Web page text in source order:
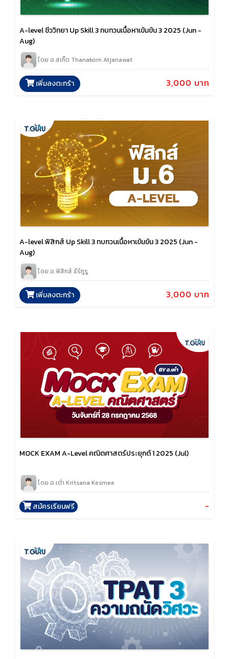
A-level ชีววิทยา Up Skill 3 ทบทวนเนื้อหาเข้มข้น 3 2025 (Jun -
Aug)
โดย อ.สเก็ต Thanakorn Atjanawat
3,000 บาท
เพิ่มลงตะกร้า
A-level ฟิสิกส์ Up Skill 3 ทบทวนเนื้อหาเข้มข้น 3 2025 (Jun -
Aug)
โดย อ.ฟิสิกส์ ธีร์กูรู
3,000 บาท
เพิ่มลงตะกร้า
MOCK EXAM A-Level คณิตศาสตร์ประยุกต์ 1 2025 (Jul)
โดย อ.เต๋า Kritsana Kesmee
-
สมัครเรียนฟรี